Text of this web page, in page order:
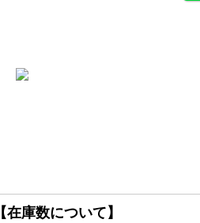
【在庫数について】